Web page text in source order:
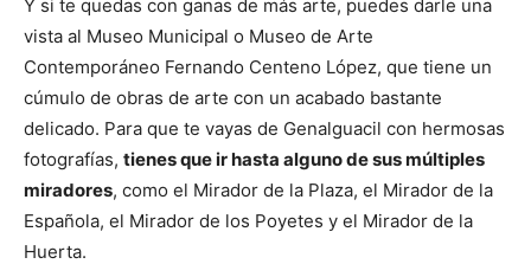
Y si te quedas con ganas de más arte, puedes darle una
vista al Museo Municipal o Museo de Arte
Contemporáneo Fernando Centeno López, que tiene un
cúmulo de obras de arte con un acabado bastante
delicado. Para que te vayas de Genalguacil con hermosas
fotografías, tienes que ir hasta alguno de sus múltiples
miradores, como el Mirador de la Plaza, el Mirador de la
Española, el Mirador de los Poyetes y el Mirador de la
Huerta.